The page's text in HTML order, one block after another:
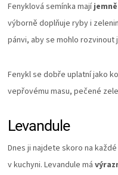
Fenyklová semínka mají
výborně doplňuje ryby i
pánvi, aby se mohlo rozvinout
Fenykl se dobře uplatní jako
vepřovému masu, pečené
Levandule
Dnes ji najdete skoro na
v kuchyni. Levandule má